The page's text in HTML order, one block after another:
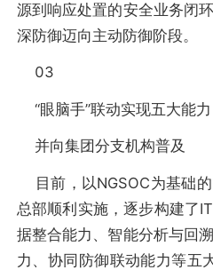
源到响应处置的安全业务闭
深防御迈向主动防御阶段。
03
“眼脑手”联动实现五大能力
并向集团分支机构普及
目前，以NGSOC为基础
总部顺利实施，逐步构建了
据整合能力、智能分析与回
力、协同防御联动能力等五